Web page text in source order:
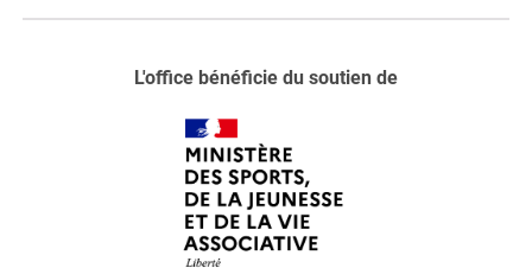
L'office bénéficie du soutien de